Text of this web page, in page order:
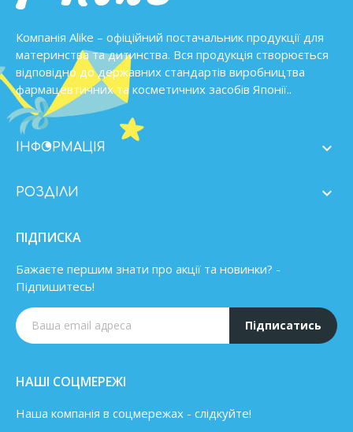
Компанія Alike – офіційний постачальник продукції для
материнства та дитинства. Вся продукція створюється
відповідно до державних стандартів виробництва
фармацевтичних та косметичних засобів Японії..
ІНФОРМАЦІЯ 
РОЗДІЛИ 
ПІДПИСКА
Бажаєте першим знати про акції та новинки? -
Підпишитесь!
Підписатись
НАШІ СОЦМЕРЕЖІ
Наша компанія в соцмережах - слідкуйте!